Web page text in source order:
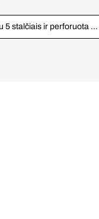
94075 Modulis su 5 stalčiais ir perforuota sienele, viršutinis 1000x542.5x364mm